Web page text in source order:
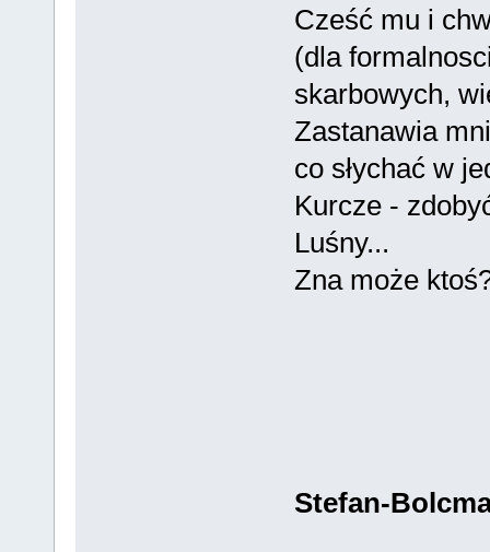
Cześć mu i
(dla
skarbowych,
Zastanawia
co słychać w
Kurcze -
Luśny...
Zna może
Stefan-